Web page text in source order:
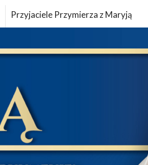
Przyjaciele Przymierza z Maryją